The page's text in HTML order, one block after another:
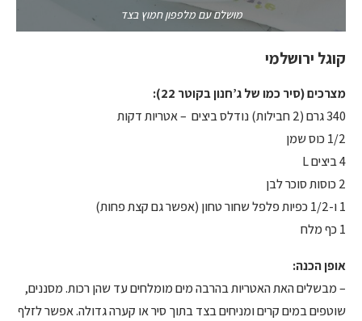
מושלם עם מלפפון חמוץ בצד
קוגל ירושלמי
מצרכים (סיר כמו של ג’חנון בקוטר 22):
340 גרם (2 חבילות) נודלס ביצים – אטריות דקות
1/2 כוס שמן
4 ביצים L
2 כוסות סוכר לבן
1 ו-1/2 כפיות פלפל שחור טחון (אפשר גם קצת פחות)
1 כף מלח
אופן הכנה:
– מבשלים האת האטריות בהרבה מים מומלחים עד שהן רכות. מסננים,
שוטפים במים קרים ומניחים בצד בתוך סיר או קערה גדולה. אפשר לזלף